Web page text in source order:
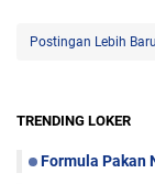
Postingan Lebih Baru
TRENDING LOKER
Formula Pakan